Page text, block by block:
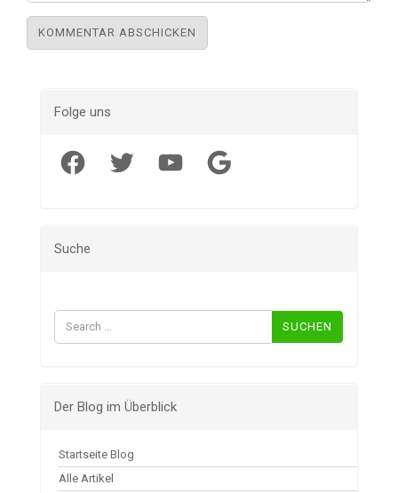
Folge uns
Facebook Twitter YouTube Google
Suche
Suchen
nach:
Der Blog im Überblick
Startseite Blog
Alle Artikel